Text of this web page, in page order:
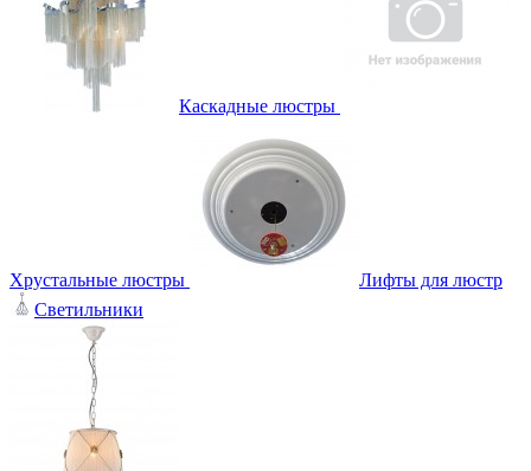
Каскадные люстры
Хрустальные люстры
Лифты для люстр
Светильники